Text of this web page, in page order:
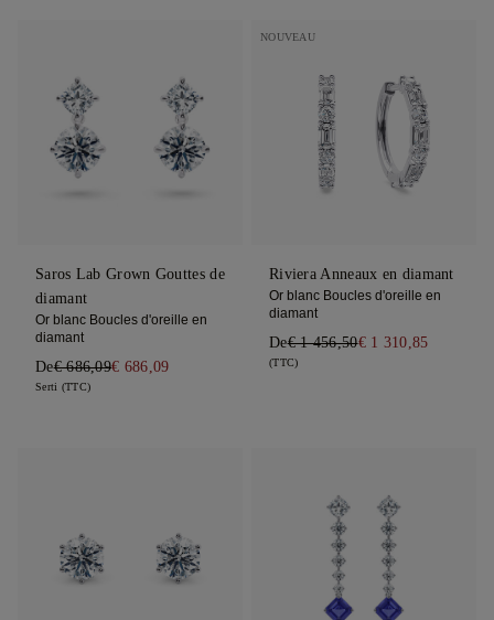
Saros Lab Grown Gouttes de
diamant
Or blanc Boucles d'oreille en
diamant
De€ 686,09€ 686,09
Serti (TTC)
NOUVEAU
Riviera Anneaux en diamant
Or blanc Boucles d'oreille en
diamant
De€ 1 456,50€ 1 310,85
(TTC)